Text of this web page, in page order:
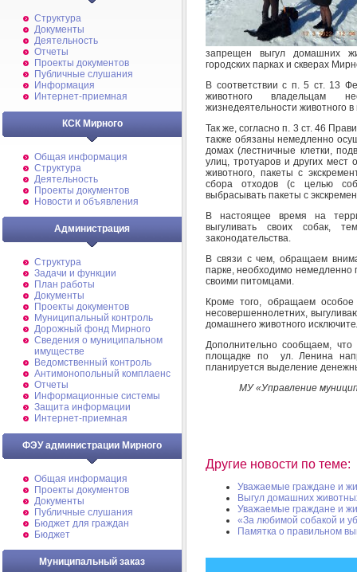
Структура
Документы
Деятельность
Отчеты
Проекты документов
Публичные слушания
Информация
Интернет-приемная
КСК Мирного
Общая информация
Структура
Деятельность
Проекты документов
Новости и объявления
Администрация
Структура
Задачи и функции
План работы
Документы
Проекты документов
Муниципальный контроль
Дорожный фонд Мирного
Cведения о муниципальном
имуществе
Ведомственный контроль
Антимонопольный комплаенс
Отчеты
Информационные системы
Защита информации
Интернет-приемная
ФЭУ администрации Мирного
Общая информация
Проекты документов
Документы
Публичные слушания
Бюджет для граждан
Бюджет
Муниципальный заказ
запрещен выгул домашних
городских парках и скверах
В соответствии с п. 5 ст. 13
животного владельцам
жизнедеятельности животного
Так же, согласно п. 3 ст. 46
также обязаны немедленно
домах (лестничные клетки,
улиц, тротуаров и других мест
животного, пакеты с
сбора отходов (с целью
выбрасывать пакеты с
В настоящее время на
выгуливать своих собак,
законодательства.
В связи с чем, обращаем
парке, необходимо немедленно
своими питомцами.
Кроме того, обращаем особое
несовершеннолетних,
домашнего животного
Дополнительно сообщаем,
площадке по ул. Ленина
планируется выделение
МУ «Управление
Другие новости по теме:
Уважаемые граждане и
Выгул домашних
Уважаемые граждане и
«За любимой собакой и
Памятка о правильном